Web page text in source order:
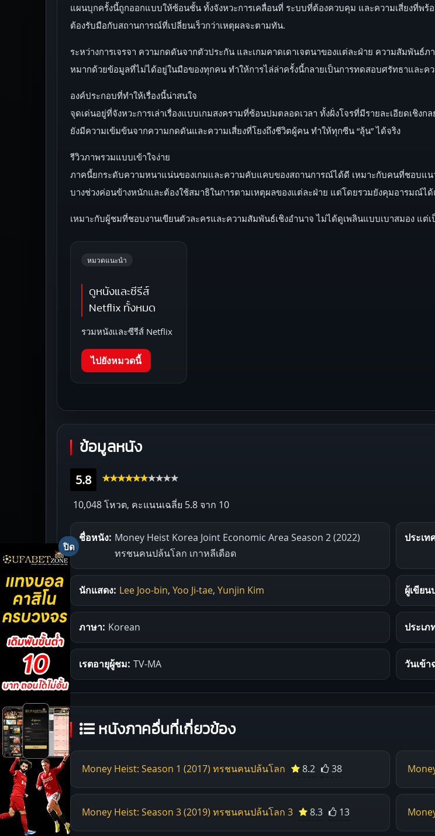
แผนบุกครั้งนี้ถูกออกแบบให้ซ้อนชั้น ทั้งจังหวะการเคลื่อนที่ ระบบที่ต้องควบคุม และความเสี่ยงที่พ
ต้องรับมือกับสถานการณ์ที่เปลี่ยนเร็วกว่าเหตุผลจะตามทัน.
ระหว่างการเจรจา ความกดดันจากตัวประกัน และเกมคาดเดาเจตนาของแต่ละฝ่าย ความสัมพันธ์ภ
หมากด้วยข้อมูลที่ไม่ได้อยู่ในมือของทุกคน ทำให้การไล่ล่าครั้งนี้กลายเป็นการทดสอบศรัทธาและ
องค์ประกอบที่ทำให้เรื่องนี้น่าสนใจ
จุดเด่นอยู่ที่จังหวะการเล่าเรื่องแบบเกมสงครามที่ซ้อนปมตลอดเวลา ทั้งฝั่งโจรที่มีรายละเอียดเ
ยังมีความเข้มข้นจากความกดดันและความเสี่ยงที่โยงถึงชีวิตผู้คน ทำให้ทุกซีน “ลุ้น” ได้จริง
รีวิวภาพรวมแบบเข้าใจง่าย
ภาคนี้ยกระดับความหนาแน่นของเกมและความคับแคบของสถานการณ์ได้ดี เหมาะกับคนที่ชอบแ
บางช่วงค่อนข้างหนักและต้องใช้สมาธิในการตามเหตุผลของแต่ละฝ่าย แต่โดยรวมยังคุมอารมณ์ได้
เหมาะกับผู้ชมที่ชอบงานเขียนตัวละครและความสัมพันธ์เชิงอำนาจ ไม่ได้ดูเพลินแบบเบาสมอง แ
หมวดแนะนำ
ดูหนังและซีรีส์
Netflix ทั้งหมด
รวมหนังและซีรีส์ Netflix
ไปยังหมวดนี้
ข้อมูลหนัง
5.8
10,048 โหวต, คะแนนเฉลี่ย 5.8 จาก 10
ชื่อหนัง: Money Heist Korea Joint Economic Area Season 2 (2022)
ทรชนคนปล้นโลก เกาหลีเดือด
ประเท
นักแสดง: Lee Joo-bin, Yoo Ji-tae, Yunjin Kim ผู้เขียน
ภาษา: Korean ประเภ
เรตอายุผู้ชม: TV-MA วันเข้า
หนังภาคอื่นที่เกี่ยวข้อง
Money Heist: Season 1 (2017) ทรชนคนปล้นโลก 8.2 38
Money Heist: Season 3 (2019) ทรชนคนปล้นโลก 3 8.3 13